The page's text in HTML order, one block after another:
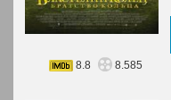
8.8
8.585